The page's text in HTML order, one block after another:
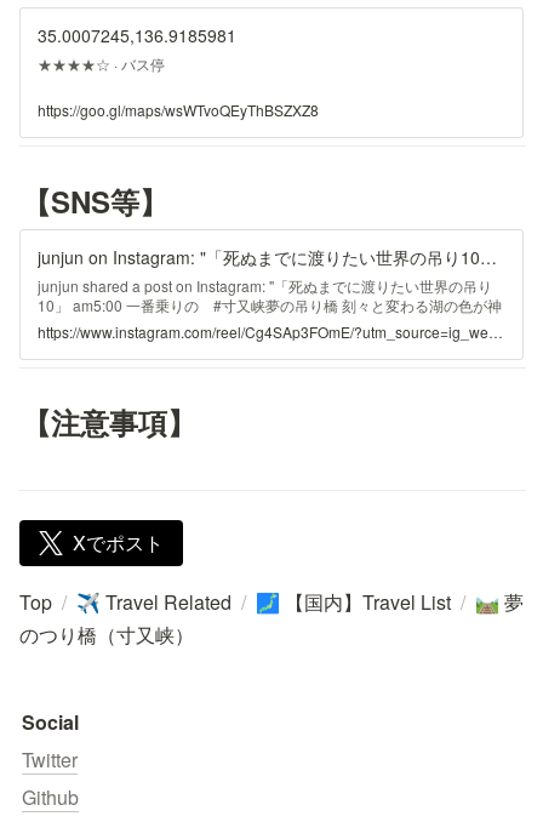
35.0007245,136.9185981
★★★★☆ · バス停
https://goo.gl/maps/wsWTvoQEyThBSZXZ8
【SNS等】
junjun on Instagram: "「死ぬまでに渡りたい世界の吊り10」 am5:00 一番乗りの #寸又峡夢の吊り橋 刻々と変わる湖の色が神秘的すぎる💙💚✨ 10往復はしたネ🌈 #寸又峡 #静岡"
junjun shared a post on Instagram: "「死ぬまでに渡りたい世界の吊り
10」 am5:00 一番乗りの #寸又峡夢の吊り橋 刻々と変わる湖の色が神
秘的すぎる💙💚✨ 10往復はしたネ🌈 #寸又峡 #静岡". Follow
their account to see 411 posts.
https://www.instagram.com/reel/Cg4SAp3FOmE/?utm_source=ig_web_copy_link
【注意事項】
Xでポスト
Top / ✈️ Travel Related / 🗾 【国内】Travel List / 🛤️ 夢
のつり橋（寸又峡）
Social
Twitter
Github